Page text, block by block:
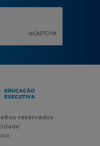
reservados